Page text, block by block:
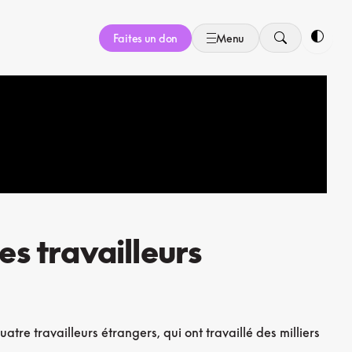
Faites un don Menu
travailleurs
travailleurs étrangers, qui ont travaillé des milliers